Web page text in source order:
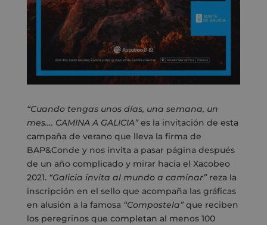
“Cuando tengas unos días, una semana, un
mes…. CAMINA A GALICIA”es la invitación de esta
campaña de verano que lleva la firma de
BAP&Conde y nos invita a pasar página después
de un año complicado y mirar hacia el Xacobeo
2021. “Galicia invita al mundo a caminar”reza la
inscripción en el sello que acompaña las gráficas
en alusión a la famosa “Compostela”que reciben
los peregrinos que completan al menos 100